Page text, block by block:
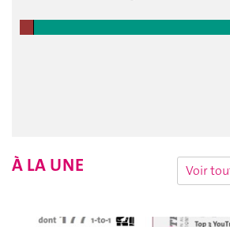
À LA UNE Voir